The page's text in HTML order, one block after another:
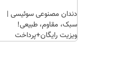
دندان مصنوعی سوئیسی |
سبک، مقاوم، طبیعی!
ویزیت رایگان+پرداخت